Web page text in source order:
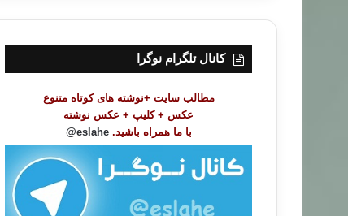
ت
ض
کانال تلگرام نوگرا
مطالب سایت +نوشته های کوتاه متنوع
عکس + کلیپ + عکس نوشته
با ما همراه باشید. eslahe@